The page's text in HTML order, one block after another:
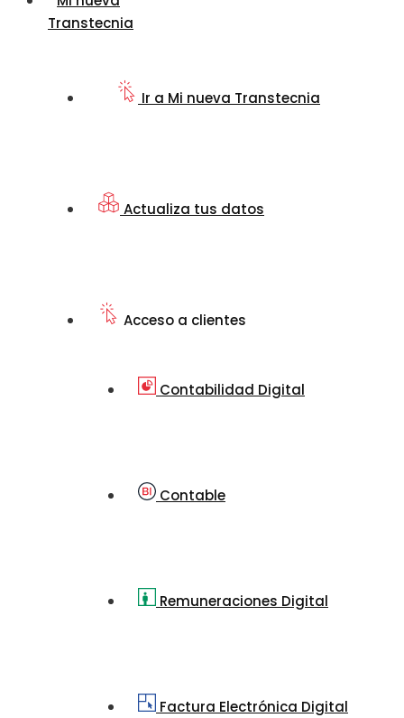
Transtecnia
Ir a Mi nueva Transtecnia
Actualiza tus datos
Acceso a clientes
Contabilidad Digital
Contable
Remuneraciones Digital
Factura Electrónica Digital